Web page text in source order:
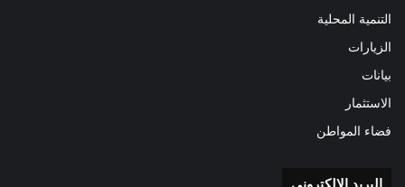
التنمية المحلية
الزيارات
بيانات
الاستثمار
فضاء المواطن